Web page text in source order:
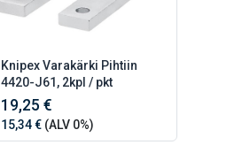
Knipex Varakärki Pihtiin
4420-J61, 2kpl / pkt
19,25 €
15,34 € (ALV 0%)